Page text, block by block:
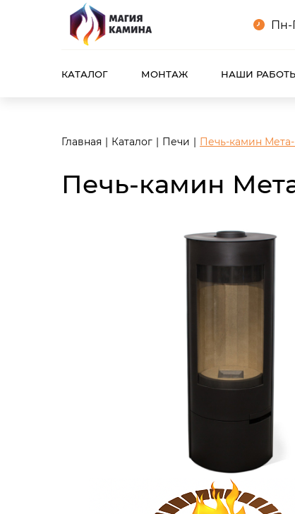
<meta name="robots" content="noindex, follow"/>
Пн-
КАТАЛОГ МОНТАЖ НАШИ
Главная Каталог Печи Печь-камин Мета-
Печь-камин